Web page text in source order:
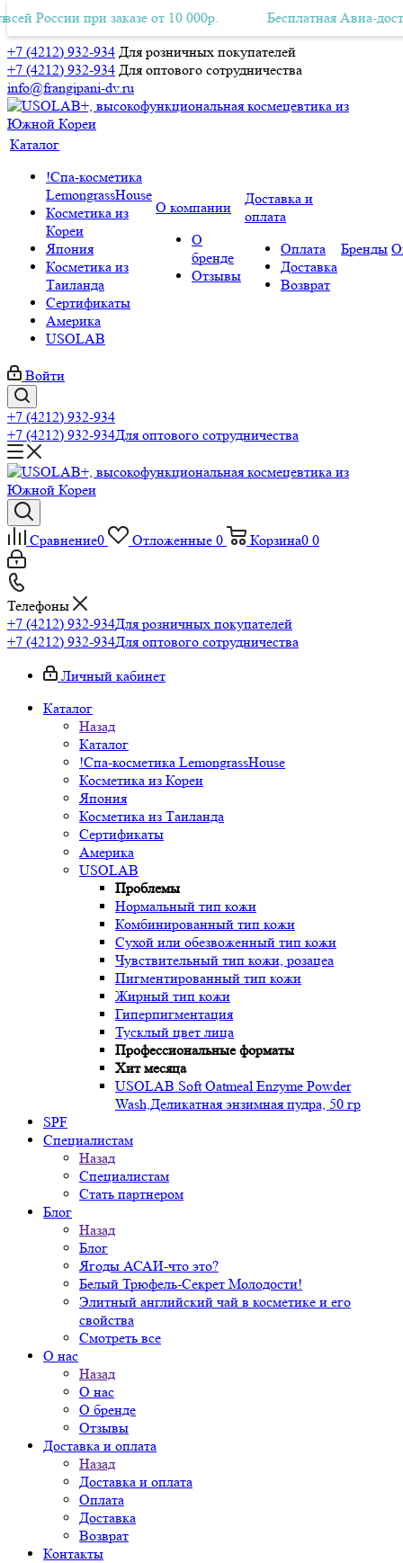
+7 (4212) 932-934 Для розничных покупателей
+7 (4212) 932-934 Для оптового сотрудничества
info@frangipani-dv.ru
Авиа-доставка по всей России при заказе от 10 000р.
при заказе от 10 000р. Бесплатная Авиа-доставка
Каталог
!Спа-косметика
LemongrassHouse
Косметика из
Кореи
Япония
Косметика из
Таиланда
Сертификаты
Америка
USOLAB
О компании
О
бренде
Отзывы
Доставка и
оплата
Оплата
Доставка
Возврат
Бренды
Войти
+7 (4212) 932-934
+7 (4212) 932-934Для оптового сотрудничества
Сравнение0 Отложенные 0 Корзина0 0
Телефоны
+7 (4212) 932-934Для розничных покупателей
+7 (4212) 932-934Для оптового сотрудничества
Личный кабинет
Каталог
Назад
Каталог
!Спа-косметика LemongrassHouse
Косметика из Кореи
Япония
Косметика из Таиланда
Сертификаты
Америка
USOLAB
Проблемы
Нормальный тип кожи
Комбинированный тип кожи
Сухой или обезвоженный тип кожи
Чувствительный тип кожи, розацеа
Пигментированный тип кожи
Жирный тип кожи
Гиперпигментация
Тусклый цвет лица
Профессиональные форматы
Хит месяца
USOLAB Soft Oatmeal Enzyme Powder
Wash,Деликатная энзимная пудра, 50 гр
SPF
Специалистам
Назад
Специалистам
Стать партнером
Блог
Назад
Блог
Ягоды АСАИ-что это?
Белый Трюфель-Секрет Молодости!
Элитный английский чай в косметике и его
свойства
Смотреть все
О нас
Назад
О нас
О бренде
Отзывы
Доставка и оплата
Назад
Доставка и оплата
Оплата
Доставка
Возврат
Контакты